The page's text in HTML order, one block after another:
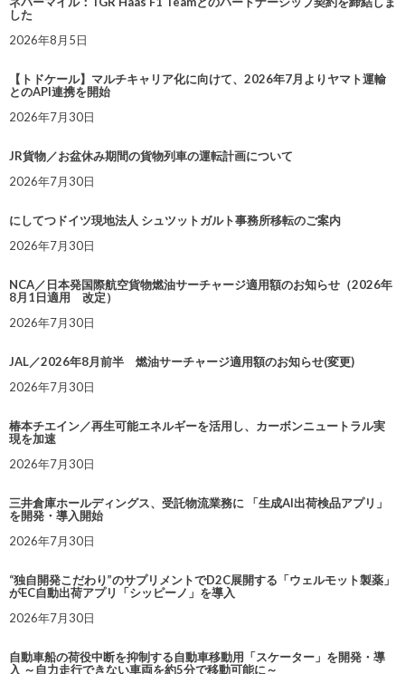
した
2026年8月5日
【トドケール】マルチキャリア化に向けて、2026年7月よりヤマト運輸
とのAPI連携を開始
2026年7月30日
JR貨物／お盆休み期間の貨物列車の運転計画について
2026年7月30日
にしてつドイツ現地法人 シュツットガルト事務所移転のご案内
2026年7月30日
NCA／日本発国際航空貨物燃油サーチャージ適用額のお知らせ（2026年
8月1日適用 改定）
2026年7月30日
JAL／2026年8月前半 燃油サーチャージ適用額のお知らせ(変更)
2026年7月30日
椿本チエイン／再生可能エネルギーを活用し、カーボンニュートラル実
現を加速
2026年7月30日
三井倉庫ホールディングス、受託物流業務に 「生成AI出荷検品アプリ」
を開発・導入開始
2026年7月30日
“独自開発こだわり”のサプリメントでD2C展開する「ウェルモット製薬」
がEC自動出荷アプリ「シッピーノ」を導入
2026年7月30日
自動車船の荷役中断を抑制する自動車移動用「スケーター」を開発・導
入 ～自力走行できない車両を約5分で移動可能に～